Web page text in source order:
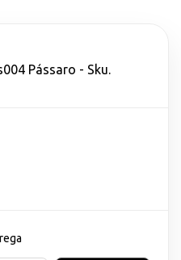
Pássaro - Sku.